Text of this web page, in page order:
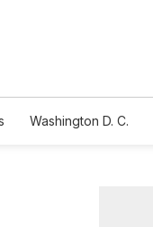
Washington D. C.